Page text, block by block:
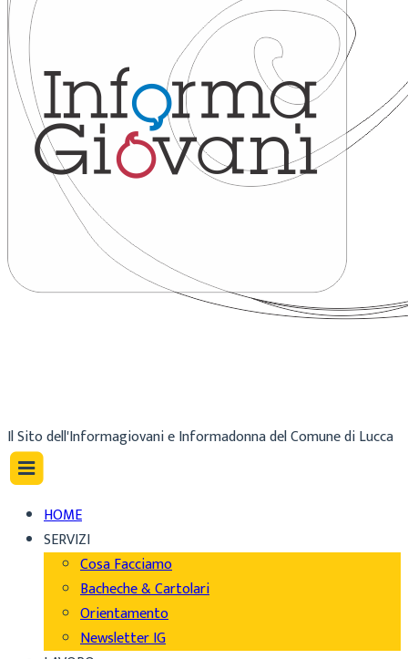
Il Sito dell'Informagiovani e Informadonna del Comune di Lucca
HOME
SERVIZI
Cosa Facciamo
Bacheche & Cartolari
Orientamento
Newsletter IG